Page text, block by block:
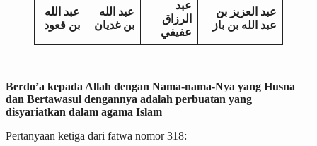
عبد الله
بن قعود
عبد الله
بن غديان
عبد
الرزاق
عفيفي
عبد العزيز بن
عبد الله بن باز
Berdo’a kepada Allah dengan Nama-nama-Nya yang Husna
dan Bertawasul dengannya adalah perbuatan yang
disyariatkan dalam agama Islam
Pertanyaan ketiga dari fatwa nomor 318: